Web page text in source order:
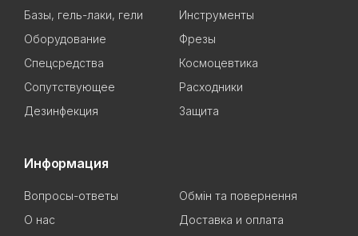
Базы, гель-лаки, гели
Инструменты
Оборудование
Фрезы
Спецсредства
Космоцевтика
Сопутствующее
Расходники
Дезинфекция
Защита
Информация
Вопросы-ответы
Обмін та повернення
О нас
Доставка и оплата